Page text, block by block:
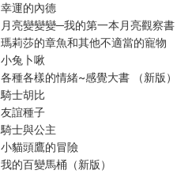
幸運的內德
月亮變變變─我的第一本月亮觀察書
瑪莉莎的章魚和其他不適當的寵物
小兔卜啾
各種各樣的情緒~感覺大書 （新版）
騎士胡比
友誼種子
騎士與公主
小貓頭鷹的冒險
我的百變馬桶（新版）